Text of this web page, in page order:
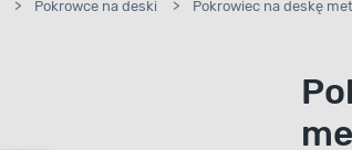
> Pokrowce na deski > Pokrowiec na deskę